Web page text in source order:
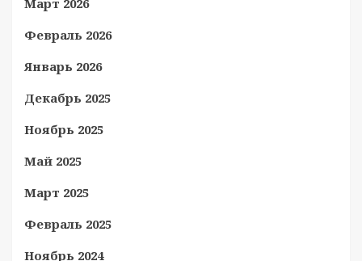
Март 2026
Февраль 2026
Январь 2026
Декабрь 2025
Ноябрь 2025
Май 2025
Март 2025
Февраль 2025
Ноябрь 2024